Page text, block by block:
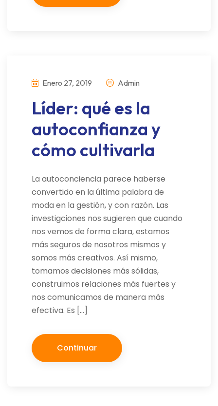
Enero 27, 2019 Admin
Líder: qué es la
autoconfianza y
cómo cultivarla
La autoconciencia parece haberse
convertido en la última palabra de
moda en la gestión, y con razón. Las
investigciones nos sugieren que cuando
nos vemos de forma clara, estamos
más seguros de nosotros mismos y
somos más creativos. Así mismo,
tomamos decisiones más sólidas,
construimos relaciones más fuertes y
nos comunicamos de manera más
efectiva. Es […]
Continuar